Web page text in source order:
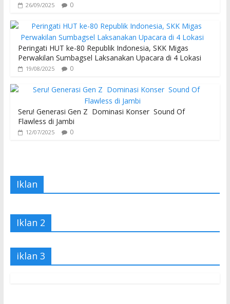
26/09/2025 0
Peringati HUT ke-80 Republik Indonesia, SKK Migas
Perwakilan Sumbagsel Laksanakan Upacara di 4 Lokasi
19/08/2025 0
Seru! Generasi Gen Z Dominasi Konser Sound Of
Flawless di Jambi
12/07/2025 0
Iklan
Iklan 2
iklan 3